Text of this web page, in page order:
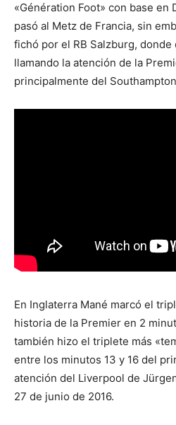
«Génération Foot» con base en
pasó al Metz de Francia, sin
fichó por el RB Salzburg, donde
llamando la atención de la
principalmente del
En Inglaterra Mané marcó el
historia de la Premier en 2
también hizo el triplete más
entre los minutos 13 y 16 del
atención del Liverpool de
27 de junio de 2016.